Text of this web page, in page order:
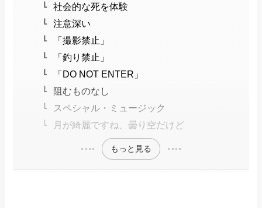
社会的な死を体験
注意深い
「撮影禁止」
「釣り禁止」
「DO NOT ENTER」
阻むものなし
スペシャル・ミュージック
月が綺麗ですね、曇り空だけど
もっと見る